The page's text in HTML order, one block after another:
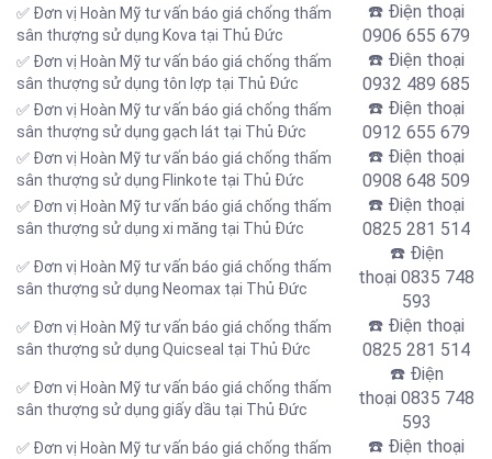
✅ Đơn vị Hoàn Mỹ tư vấn báo giá chống thấm
sân thượng sử dụng Kova tại Thủ Đức
☎️ Điện thoại
0906 655 679
✅ Đơn vị Hoàn Mỹ tư vấn báo giá chống thấm
sân thượng sử dụng tôn lợp tại Thủ Đức
☎️ Điện thoại
0932 489 685
✅ Đơn vị Hoàn Mỹ tư vấn báo giá chống thấm
sân thượng sử dụng gạch lát tại Thủ Đức
☎️ Điện thoại
0912 655 679
✅ Đơn vị Hoàn Mỹ tư vấn báo giá chống thấm
sân thượng sử dụng Flinkote tại Thủ Đức
☎️ Điện thoại
0908 648 509
✅ Đơn vị Hoàn Mỹ tư vấn báo giá chống thấm
sân thượng sử dụng xi măng tại Thủ Đức
☎️ Điện thoại
0825 281 514
✅ Đơn vị Hoàn Mỹ tư vấn báo giá chống thấm
sân thượng sử dụng Neomax tại Thủ Đức
☎️ Điện
thoại 0835 748
593
✅ Đơn vị Hoàn Mỹ tư vấn báo giá chống thấm
sân thượng sử dụng Quicseal tại Thủ Đức
☎️ Điện thoại
0825 281 514
✅ Đơn vị Hoàn Mỹ tư vấn báo giá chống thấm
sân thượng sử dụng giấy dầu tại Thủ Đức
☎️ Điện
thoại 0835 748
593
✅ Đơn vị Hoàn Mỹ tư vấn báo giá chống thấm
☎️ Điện thoại